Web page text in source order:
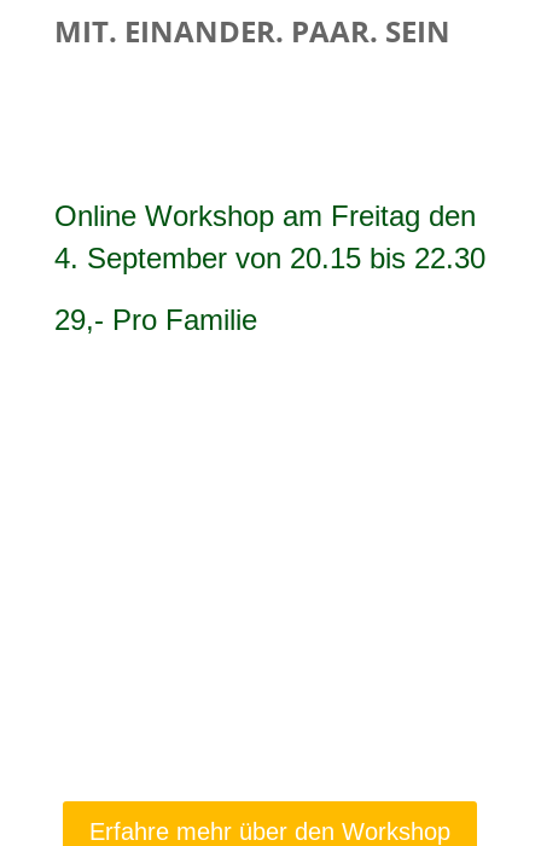
MIT. EINANDER. PAAR. SEIN
Online Workshop am Freitag den
4. September von 20.15 bis 22.30
29,- Pro Familie
Erfahre mehr über den Workshop